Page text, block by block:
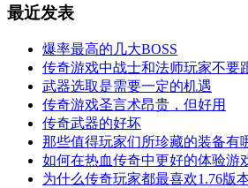
最近发表
爆率最高的几大BOSS
传奇游戏中战士和法师玩家不要
武器选取是需要一定的机遇
传奇游戏圣言术昂贵，但好用
传奇武器的好坏
那些值得玩家们所珍藏的装备有
如何在热血传奇中更好的体验游
为什么传奇玩家都最喜欢1.76版